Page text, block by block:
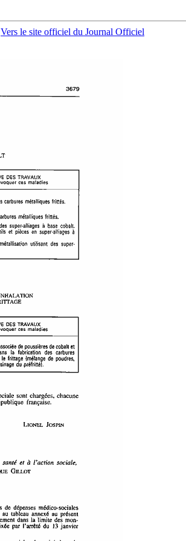
Vers le site officiel du Journal Officiel